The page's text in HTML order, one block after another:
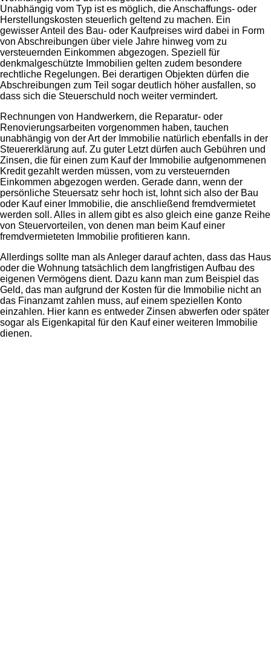
Unabhängig vom Typ ist es möglich, die Anschaffungs- oder
Herstellungskosten steuerlich geltend zu machen. Ein
gewisser Anteil des Bau- oder Kaufpreises wird dabei in Form
von Abschreibungen über viele Jahre hinweg vom zu
versteuernden Einkommen abgezogen. Speziell für
denkmalgeschützte Immobilien gelten zudem besondere
rechtliche Regelungen. Bei derartigen Objekten dürfen die
Abschreibungen zum Teil sogar deutlich höher ausfallen, so
dass sich die Steuerschuld noch weiter vermindert.
Rechnungen von Handwerkern, die Reparatur- oder
Renovierungsarbeiten vorgenommen haben, tauchen
unabhängig von der Art der Immobilie natürlich ebenfalls in der
Steuererklärung auf. Zu guter Letzt dürfen auch Gebühren und
Zinsen, die für einen zum Kauf der Immobilie aufgenommenen
Kredit gezahlt werden müssen, vom zu versteuernden
Einkommen abgezogen werden. Gerade dann, wenn der
persönliche Steuersatz sehr hoch ist, lohnt sich also der Bau
oder Kauf einer Immobilie, die anschließend fremdvermietet
werden soll. Alles in allem gibt es also gleich eine ganze Reihe
von Steuervorteilen, von denen man beim Kauf einer
fremdvermieteten Immobilie profitieren kann.
Allerdings sollte man als Anleger darauf achten, dass das Haus
oder die Wohnung tatsächlich dem langfristigen Aufbau des
eigenen Vermögens dient. Dazu kann man zum Beispiel das
Geld, das man aufgrund der Kosten für die Immobilie nicht an
das Finanzamt zahlen muss, auf einem speziellen Konto
einzahlen. Hier kann es entweder Zinsen abwerfen oder später
sogar als Eigenkapital für den Kauf einer weiteren Immobilie
dienen.